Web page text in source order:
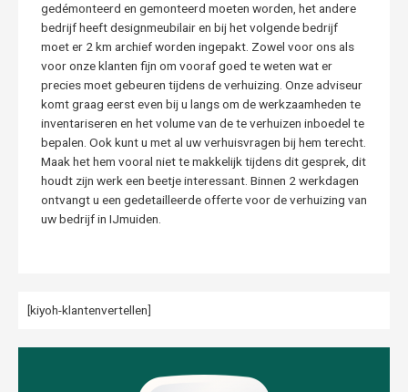
gedémonteerd en gemonteerd moeten worden, het andere
bedrijf heeft designmeubilair en bij het volgende bedrijf
moet er 2 km archief worden ingepakt. Zowel voor ons als
voor onze klanten fijn om vooraf goed te weten wat er
precies moet gebeuren tijdens de verhuizing. Onze adviseur
komt graag eerst even bij u langs om de werkzaamheden te
inventariseren en het volume van de te verhuizen inboedel te
bepalen. Ook kunt u met al uw verhuisvragen bij hem terecht.
Maak het hem vooral niet te makkelijk tijdens dit gesprek, dit
houdt zijn werk een beetje interessant. Binnen 2 werkdagen
ontvangt u een gedetailleerde offerte voor de verhuizing van
uw bedrijf in IJmuiden.
[kiyoh-klantenvertellen]